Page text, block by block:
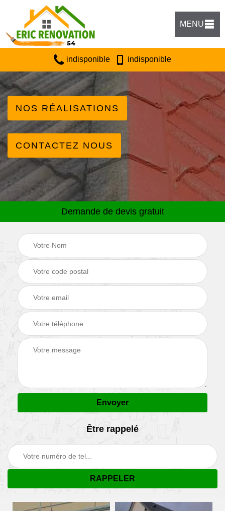
MENU
indisponible indisponible
NOS RÉALISATIONS
CONTACTEZ NOUS
Demande de devis gratuit
Être rappelé